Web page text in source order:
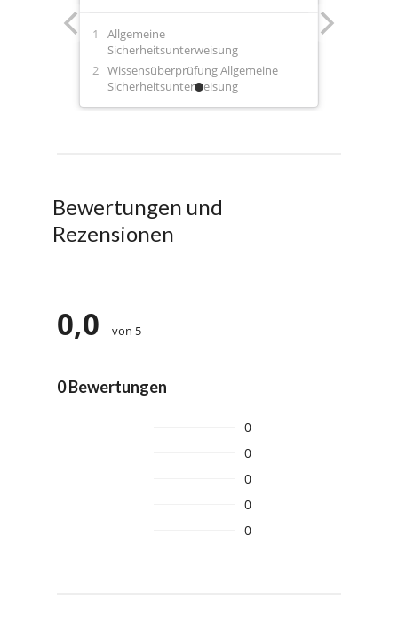
Allgemeine
Sicherheitsunterweisung
Wissensüberprüfung Allgemeine
Sicherheitsunterweisung
Bewertungen und
Rezensionen
0,0 von 5
0 Bewertungen
0
0
0
0
0